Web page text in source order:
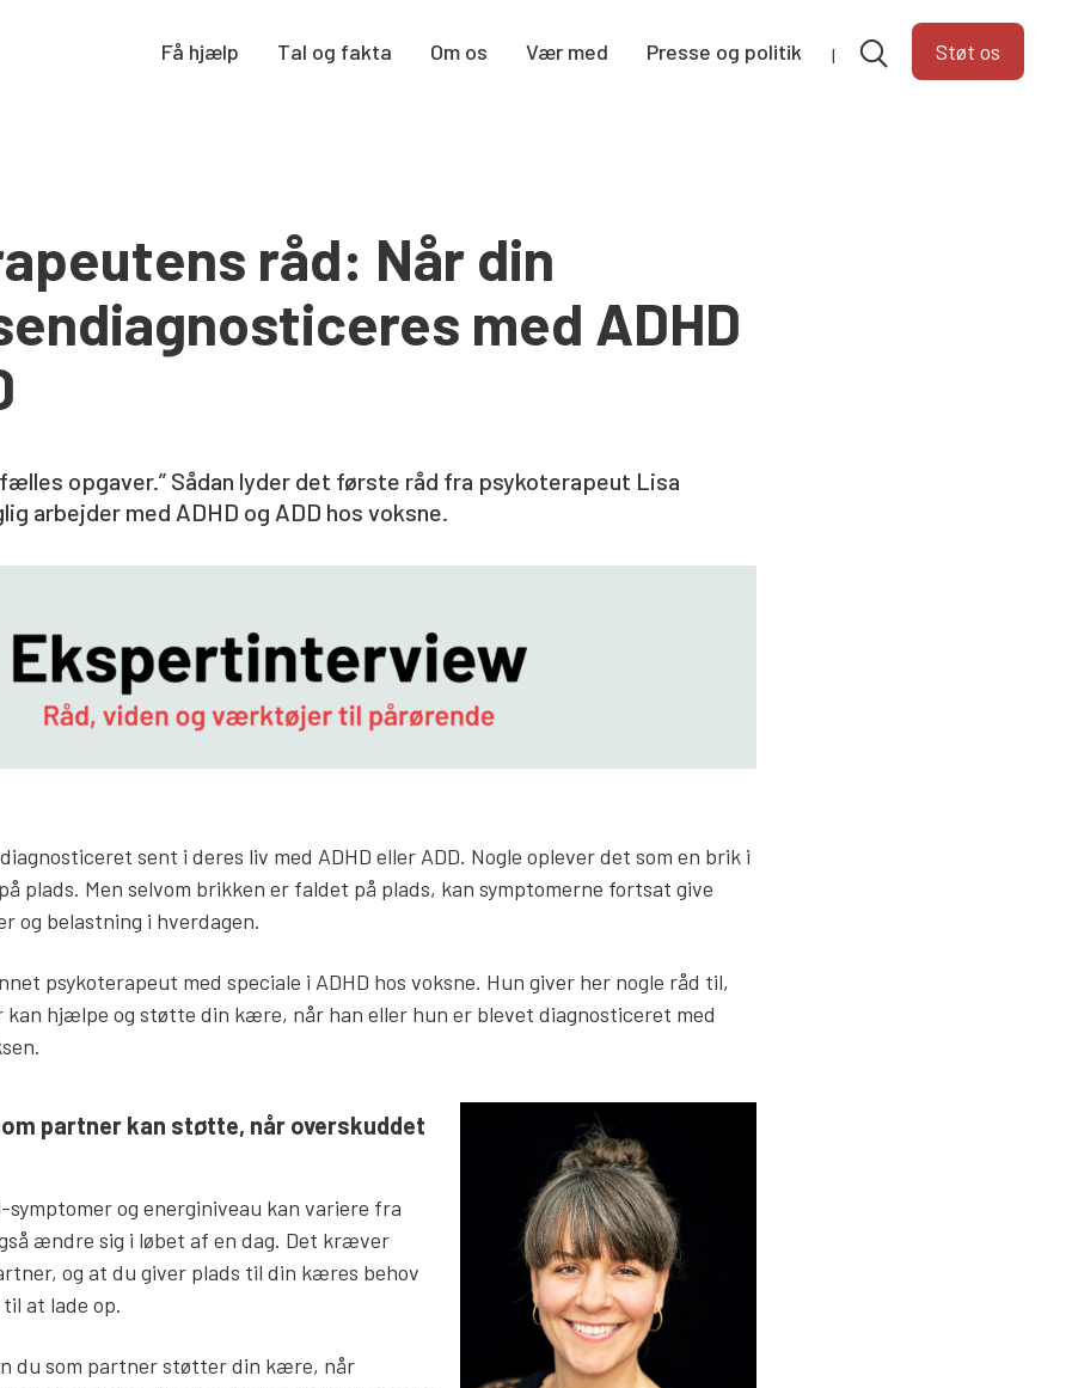
Få hjælp Tal og fakta Om os Vær med Presse og politik Støt os
råd: Når din
med ADHD
opgaver.” Sådan lyder det første råd fra psykoterapeut Lisa
arbejder med ADHD og ADD hos voksne.
sent i deres liv med ADHD eller ADD. Nogle oplever det som en brik i
plads. Men selvom brikken er faldet på plads, kan symptomerne fortsat give
og belastning i hverdagen.
psykoterapeut med speciale i ADHD hos voksne. Hun giver her nogle råd til,
kan hjælpe og støtte din kære, når han eller hun er blevet diagnosticeret med
partner kan støtte, når overskuddet
symptomer og energiniveau kan variere fra
ændre sig i løbet af en dag. Det kræver
og at du giver plads til din kæres behov
at lade op.
du som partner støtter din kære, når